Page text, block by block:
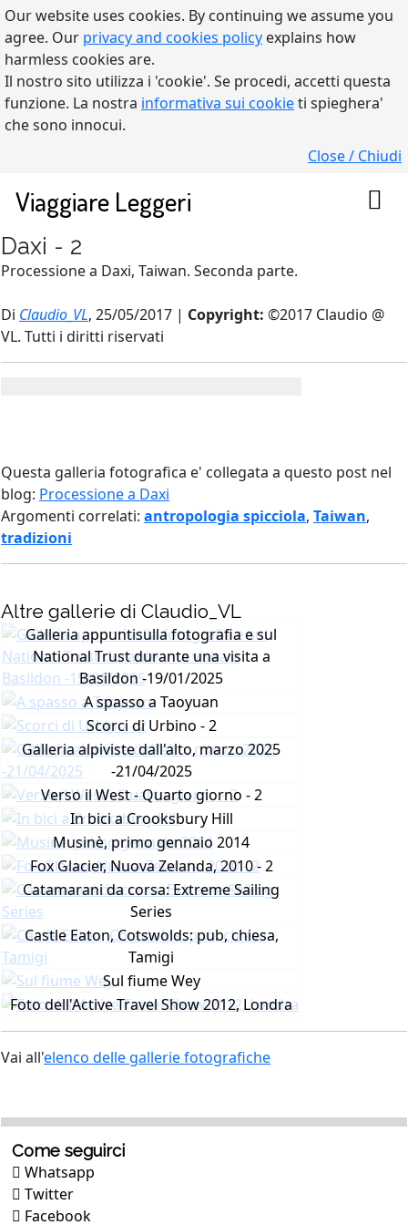
Our website uses cookies. By continuing we assume you
agree. Our privacy and cookies policy explains how
harmless cookies are.
Il nostro sito utilizza i 'cookie'. Se procedi, accetti questa
funzione. La nostra informativa sui cookieti spieghera'
che sono innocui.
Close / Chiudi
Viaggiare Leggeri
Daxi - 2
Processione a Daxi, Taiwan. Seconda parte.
Di Claudio_VL, 25/05/2017 | Copyright: ©2017 Claudio @
VL. Tutti i diritti riservati
Questa galleria fotografica e' collegata a questo post nel
blog: Processione a Daxi
Argomenti correlati: antropologia spicciola, Taiwan,
tradizioni
Altre gallerie di Claudio_VL
Galleria appuntisulla fotografia e sul
National Trust durante una visita a
Basildon -19/01/2025
A spasso a Taoyuan
Scorci di Urbino - 2
Galleria alpiviste dall'alto, marzo 2025
-21/04/2025
Verso il West - Quarto giorno - 2
In bici a Crooksbury Hill
Musinè, primo gennaio 2014
Fox Glacier, Nuova Zelanda, 2010 - 2
Catamarani da corsa: Extreme Sailing
Series
Castle Eaton, Cotswolds: pub, chiesa,
Tamigi
Sul fiume Wey
Foto dell'Active Travel Show 2012, Londra
Vai all'elenco delle gallerie fotografiche
Come seguirci
Whatsapp
Twitter
Facebook